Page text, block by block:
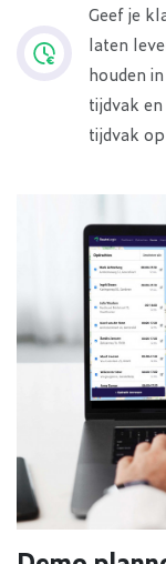
Geef je
laten
houden
tijdvak
tijdvak